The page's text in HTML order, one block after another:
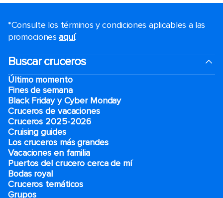
*Consulte los términos y condiciones aplicables a las
promocionesaquí.
Buscar cruceros
Último momento
Fines de semana
Black Friday y Cyber Monday
Cruceros de vacaciones
Cruceros 2025-2026
Cruising guides
Los cruceros más grandes
Vacaciones en familia
Puertos del crucero cerca de mí
Bodas royal
Cruceros temáticos
Grupos